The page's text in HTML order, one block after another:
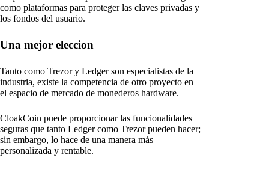
como plataformas para proteger las claves privadas y
los fondos del usuario.
Una mejor eleccion
Tanto como Trezor y Ledger son especialistas de la
industria, existe la competencia de otro proyecto en
el espacio de mercado de monederos hardware.
CloakCoin puede proporcionar las funcionalidades
seguras que tanto Ledger como Trezor pueden hacer;
sin embargo, lo hace de una manera más
personalizada y rentable.